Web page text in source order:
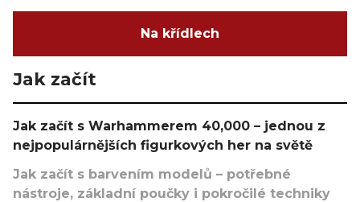
Na křídlech
Jak začít
Jak začít s Warhammerem 40,000 – jednou z
nejpopulárnějších figurkových her na světě
Jak začít s barvením modelů – potřebné
nástroje, základní poučky i pokročilé techniky